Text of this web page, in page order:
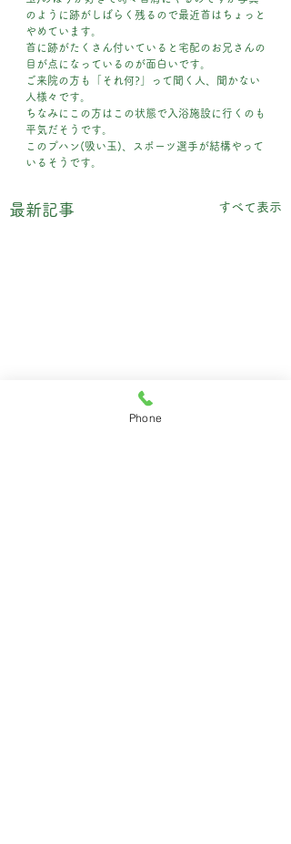
のように跡がしばらく残るので最近首はちょっと
やめています。
首に跡がたくさん付いていると宅配のお兄さんの
目が点になっているのが面白いです。
ご来院の方も「それ何?」って聞く人、聞かない
人様々です。
ちなみにこの方はこの状態で入浴施設に行くのも
平気だそうです。
このプハン(吸い玉)、スポーツ選手が結構やって
いるそうです。
最新記事 すべて表示
Phone